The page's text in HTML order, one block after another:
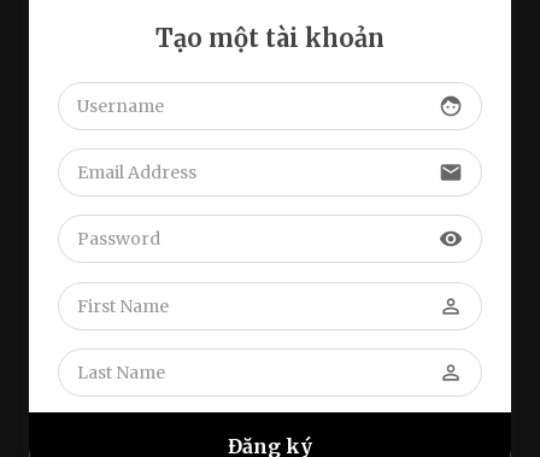
Tạo một tài khoản
face
email
visibility
perm_identity
perm_identity